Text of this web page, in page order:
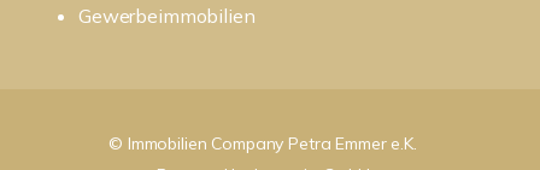
Gewerbeimmobilien
© Immobilien Company Petra Emmer e.K.